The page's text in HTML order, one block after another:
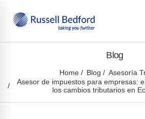
Blog
Home Blog
Asesoría
Asesor de impuestos para empresas:
los cambios tributarios en